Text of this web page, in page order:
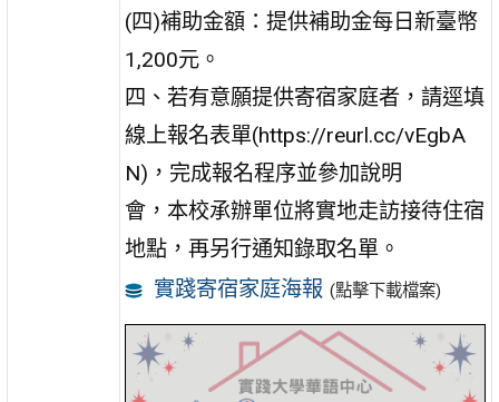
(四)補助金額：提供補助金每日新臺幣
1,200元。
四、若有意願提供寄宿家庭者，請逕填
線上報名表單(https://reurl.cc/vEgbA
N)，完成報名程序並參加說明
會，本校承辦單位將實地走訪接待住宿
地點，再另行通知錄取名單。
實踐寄宿家庭海報 (點擊下載檔案)